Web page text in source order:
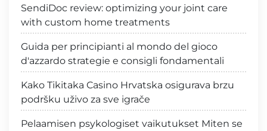
SendiDoc review: optimizing your joint care
with custom home treatments
Guida per principianti al mondo del gioco
d'azzardo strategie e consigli fondamentali
Kako Tikitaka Casino Hrvatska osigurava brzu
podršku uživo za sve igrače
Pelaamisen psykologiset vaikutukset Miten se